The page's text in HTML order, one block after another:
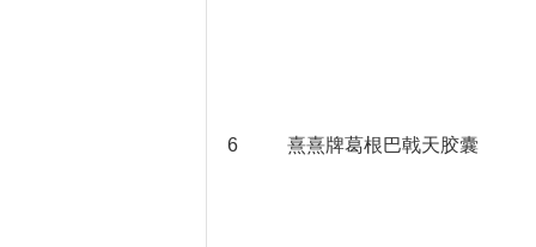
6 熹熹牌葛根巴戟天胶囊